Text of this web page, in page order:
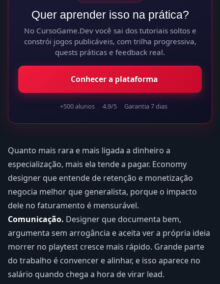
Quer aprender isso na prática?
No CursoGame.Dev você sai dos tutoriais soltos e
constrói jogos publicáveis, com trilha progressiva,
quests práticas e feedback real.
Conhecer a plataforma
+500 alunos 4.9/5 Garantia 7 dias
Quanto mais rara e mais ligada a dinheiro a
especialização, mais ela tende a pagar. Economy
designer que entende de retenção e monetização
negocia melhor que generalista, porque o impacto
dele no faturamento é mensurável.
Comunicação. Designer que documenta bem,
argumenta sem arrogância e aceita ver a própria ideia
morrer no playtest cresce mais rápido. Grande parte
do trabalho é convencer e alinhar, e isso aparece no
salário quando chega a hora de virar lead.